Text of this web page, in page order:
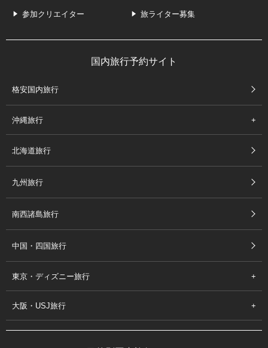
参加クリエイター 旅ライター募集
国内旅行予約サイト
格安国内旅行
沖縄旅行
北海道旅行
九州旅行
南西諸島旅行
中国・四国旅行
東京・ディズニー旅行
大阪・USJ旅行